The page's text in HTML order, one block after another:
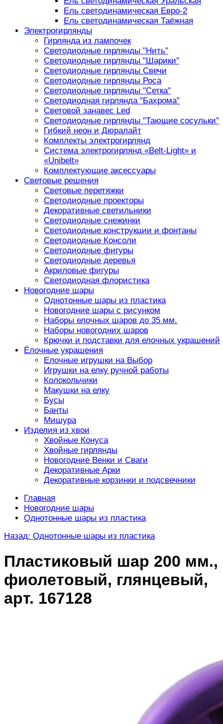
Ель светодинамическая Евро-2
Ель светодинамическая Таёжная
Электрогирлянды
Гирлянда из лампочек
Светодиодные гирлянды "Нить"
Светодиодные гирлянды "Шарики"
Светодиодные гирлянды Свечи
Светодиодные гирлянды Роса
Светодиодные гирлянды "Сетка"
Светодиодная гирлянда "Бахрома"
Световой занавес Led
Светодиодные гирлянды "Тающие сосульки"
Гибкий неон и Дюралайт
Комплекты электрогирлянд
Система электрогирлянд «Belt-Light» и
«Unibelt»
Комплектующие аксессуары
Световые решения
Световые перетяжки
Светодиодные проекторы
Декоративные светильники
Светодиодные снежинки
Светодиодные конструкции и фонтаны
Светодиодные Консоли
Светодиодные фигуры
Светодиодные деревья
Акриловые фигуры
Светодиодная флористика
Новогодние шары
Однотонные шары из пластика
Новогодние шары с рисунком
Наборы елочных шаров до 35 мм.
Наборы новогодних шаров
Крючки и подставки для елочных украшений
Ёлочные украшения
Елочные игрушки на Выбор
Игрушки на елку ручной работы
Колокольчики
Макушки на елку
Бусы
Банты
Мишура
Изделия из хвои
Хвойные Конуса
Хвойные гирлянды
Новогодние Венки и Сваги
Декоративные Арки
Декоративные корзинки и подсвечники
Главная
Новогодние шары
Однотонные шары из пластика
Назад: Однотонные шары из пластика
Пластиковый шар 200 мм.,
фиолетовый, глянцевый,
арт. 167128